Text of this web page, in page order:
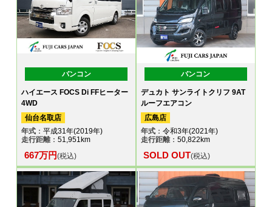
バンコン
ハイエース FOCS Di FFヒーター
4WD
仙台名取店
年式 ：平成31年(2019年)
走行距離：51,951km
667万円(税込)
バンコン
デュカト サンライトクリフ 9AT
ルーフエアコン
広島店
年式：令和3年(2021年)
走行距離：50,822km
SOLD OUT(税込)